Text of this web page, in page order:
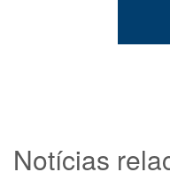
Notícias